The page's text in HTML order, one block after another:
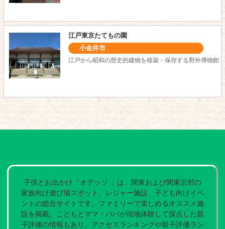
江戸東京たてもの園
小金井市
江戸から昭和の歴史的建物を移築・保存する野外博物館
子供とお出かけ「オデッソ 」は、関東および関東近郊の
家族向け遊び場スポット、レジャー施設、子ども向けイベ
ントの総合サイトです。ファミリーで楽しめるオススメ施
設を掲載。こどもとママ・パパが現地体験して採点した親
子評価の情報もあり。アクセスランキングや親子評価ラン